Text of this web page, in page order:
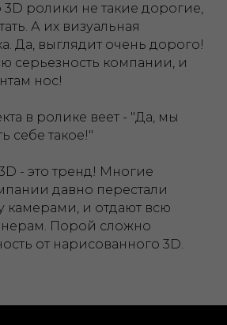
ролики не такие дорогие,
А их визуальная
Да, выглядит очень дорого!
серьезность компании, и
нос!
в ролике веет - "Да, мы
себе такое!"
- это тренд! Многие
давно перестали
камерами, и отдают всю
Порой сложно
от нарисованного 3D.